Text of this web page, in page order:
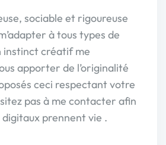
sociable et rigoureuse
à tous types de
instinct créatif me
apporter de l’originalité
ceci respectant votre
pas à me contacter afin
prennent vie .